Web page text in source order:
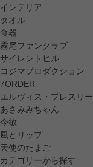
インテリア
タオル
食器
霧尾ファンクラブ
サイレントヒル
コジマプロダクション
7ORDER
エルヴィス・プレスリー
あさみみちゃん
今敏
風とリップ
天使のたまご
カテゴリーから探す